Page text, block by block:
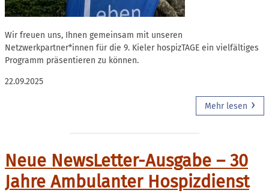
Wir freuen uns, Ihnen gemeinsam mit unseren
Netzwerkpartner*innen für die 9. Kieler hospizTAGE ein vielfältiges
Programm präsentieren zu können.
22.09.2025
Mehr lesen
Neue NewsLetter-Ausgabe – 30
Jahre Ambulanter Hospizdienst